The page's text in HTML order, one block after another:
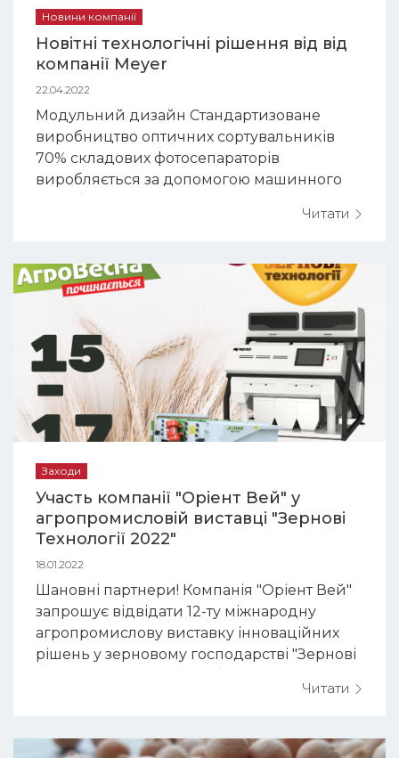
Новини компанії
Новітні технологічні рішення від від
компанії Meyer
22.04.2022
Модульний дизайн Стандартизоване
виробництво оптичних сортувальників
70% складових фотосепараторів
виробляється за допомогою машинного
сервісне обслуговування в режимі Online
Заміна програм сортування Моніторинг
продуктивності та точності обробки
Читати
Заходи
Участь компанії "Оріент Вей" у
агропромисловій виставці "Зернові
Технології 2022"
18.01.2022
Шановні партнери! Компанія "Оріент Вей"
запрошує відвідати 12-ту міжнародну
агропромислову виставку інноваційних
рішень у зерновому господарстві "Зернові
Броварський проспект, 15. Чекаємо Вас на
Читати